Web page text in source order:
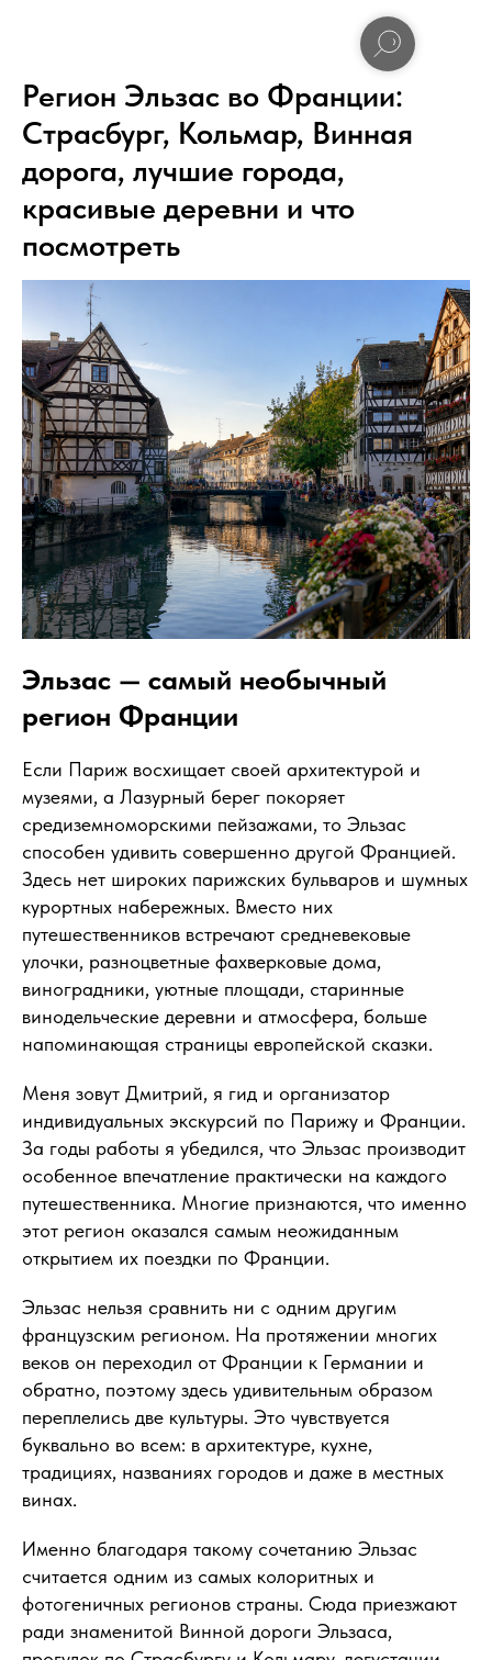
Регион Эльзас во Франции:
Страсбург, Кольмар, Винная
дорога, лучшие города,
красивые деревни и что
посмотреть
Эльзас — самый необычный
регион Франции
Если Париж восхищает своей архитектурой и
музеями, а Лазурный берег покоряет
средиземноморскими пейзажами, то Эльзас
способен удивить совершенно другой Францией.
Здесь нет широких парижских бульваров и шумных
курортных набережных. Вместо них
путешественников встречают средневековые
улочки, разноцветные фахверковые дома,
виноградники, уютные площади, старинные
винодельческие деревни и атмосфера, больше
напоминающая страницы европейской сказки.
Меня зовут Дмитрий, я гид и организатор
индивидуальных экскурсий по Парижу и Франции.
За годы работы я убедился, что Эльзас производит
особенное впечатление практически на каждого
путешественника. Многие признаются, что именно
этот регион оказался самым неожиданным
открытием их поездки по Франции.
Эльзас нельзя сравнить ни с одним другим
французским регионом. На протяжении многих
веков он переходил от Франции к Германии и
обратно, поэтому здесь удивительным образом
переплелись две культуры. Это чувствуется
буквально во всем: в архитектуре, кухне,
традициях, названиях городов и даже в местных
винах.
Именно благодаря такому сочетанию Эльзас
считается одним из самых колоритных и
фотогеничных регионов страны. Сюда приезжают
ради знаменитой Винной дороги Эльзаса,